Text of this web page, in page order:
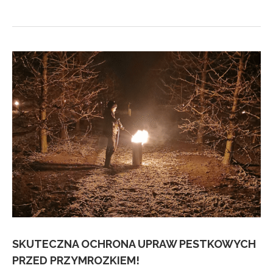
SKUTECZNA OCHRONA UPRAW PESTKOWYCH
PRZED PRZYMROZKIEM!